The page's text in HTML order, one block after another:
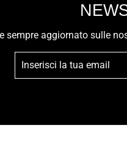
sempre aggiornato sulle